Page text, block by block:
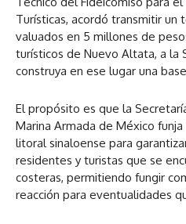
Turísticas, acordó transmitir un
valuados en 5 millones de
turísticos de Nuevo Altata, a la
construya en ese lugar una
El propósito es que la
Marina Armada de México
litoral sinaloense para
residentes y turistas que se
costeras, permitiendo fungir
reacción para eventualidades